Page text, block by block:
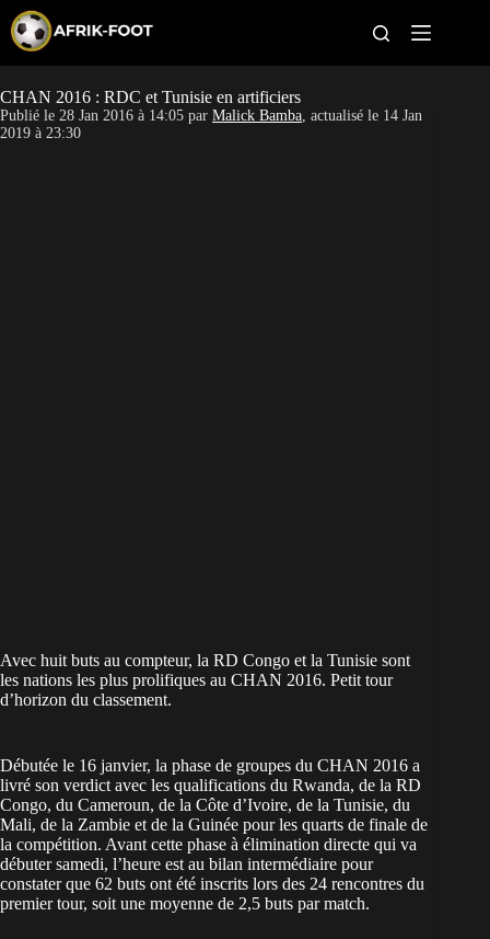
p
o
c
CAN féminine
CHAN 2016 : RDC et Tunisie en artificiers
Publié le 28 Jan 2016 à 14:05 par Malick Bamba, actualisé le 14 Jan
2019 à 23:30
Avec huit buts au compteur, la RD Congo et la Tunisie sont
les nations les plus prolifiques au CHAN 2016. Petit tour
d’horizon du classement.
Débutée le 16 janvier, la phase de groupes du CHAN 2016 a
livré son verdict avec les qualifications du Rwanda, de la RD
Congo, du Cameroun, de la Côte d’Ivoire, de la Tunisie, du
Mali, de la Zambie et de la Guinée pour les quarts de finale de
la compétition. Avant cette phase à élimination directe qui va
débuter samedi, l’heure est au bilan intermédiaire pour
constater que 62 buts ont été inscrits lors des 24 rencontres du
premier tour, soit une moyenne de 2,5 buts par match.